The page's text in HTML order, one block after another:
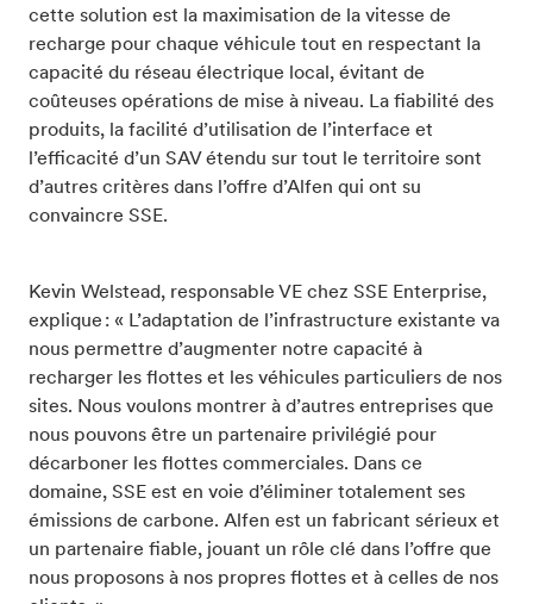
cette solution est la maximisation de la vitesse de
recharge pour chaque véhicule tout en respectant la
capacité du réseau électrique local, évitant de
coûteuses opérations de mise à niveau. La fiabilité des
produits, la facilité d’utilisation de l’interface et
l’efficacité d’un SAV étendu sur tout le territoire sont
d’autres critères dans l’offre d’Alfen qui ont su
convaincre SSE.
Kevin Welstead, responsable VE chez SSE Enterprise,
explique : « L’adaptation de l’infrastructure existante va
nous permettre d’augmenter notre capacité à
recharger les flottes et les véhicules particuliers de nos
sites. Nous voulons montrer à d’autres entreprises que
nous pouvons être un partenaire privilégié pour
décarboner les flottes commerciales. Dans ce
domaine, SSE est en voie d’éliminer totalement ses
émissions de carbone. Alfen est un fabricant sérieux et
un partenaire fiable, jouant un rôle clé dans l’offre que
nous proposons à nos propres flottes et à celles de nos